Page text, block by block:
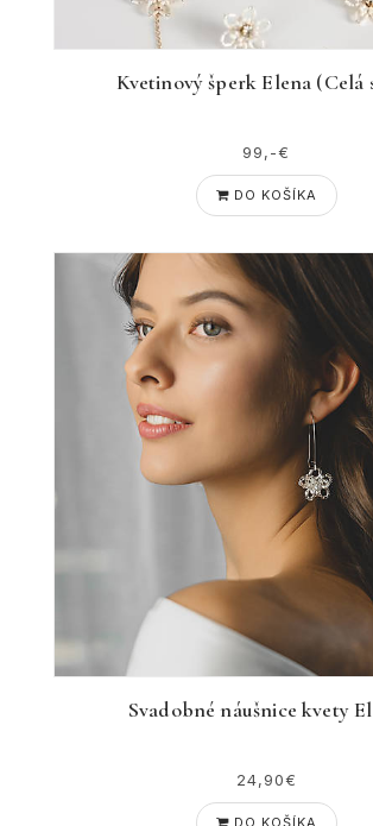
Kvetinový šperk Elena (Celá
99,-€
DO KOŠÍKA
Svadobné náušnice kvety
24,90€
DO KOŠÍKA